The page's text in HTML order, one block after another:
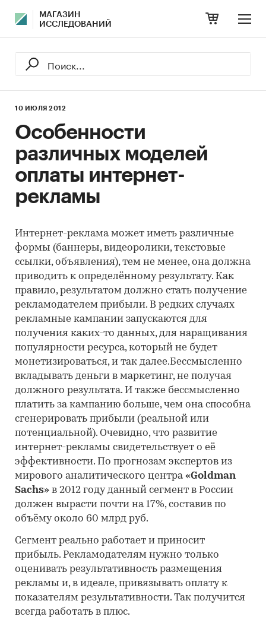
МАГАЗИН
ИССЛЕДОВАНИЙ
10 ИЮЛЯ 2012
Особенности
различных моделей
оплаты интернет-
рекламы
Интернет-реклама может иметь различные
формы (баннеры, видеоролики, текстовые
ссылки, объявления), тем не менее, она должна
приводить к определённому результату. Как
правило, результатом должно стать получение
рекламодателем прибыли. В редких случаях
рекламные кампании запускаются для
получения каких-то данных, для наращивания
популярности ресурса, который не будет
монетизироваться, и так далее.Бессмысленно
вкладывать деньги в маркетинг, не получая
должного результата. И также бессмысленно
платить за кампанию больше, чем она способна
сгенерировать прибыли (реальной или
потенциальной). Очевидно, что развитие
интернет-рекламы свидетельствует о её
эффективности. По прогнозам экспертов из
мирового аналитического центра«Goldman
Sachs» в 2012 году данный сегмент в России
должен вырасти почти на 17%, составив по
объёму около 60 млрд руб.
Сегмент реально работает и приносит
прибыль. Рекламодателям нужно только
оценивать результативность размещения
рекламы и, в идеале, привязывать оплату к
показателям результативности. Так получится
всегда работать в плюс.